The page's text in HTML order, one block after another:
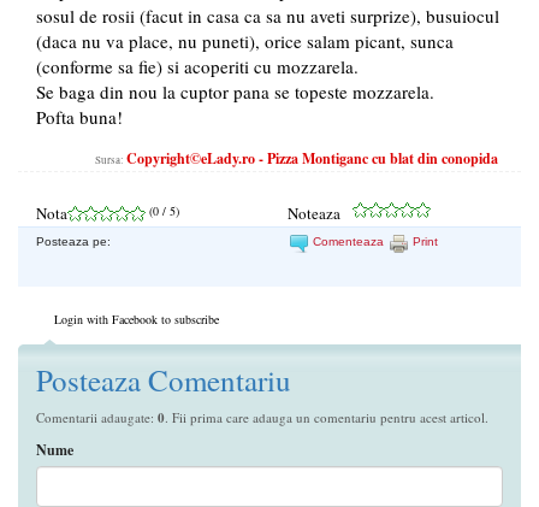
sosul de rosii (facut in casa ca sa nu aveti surprize), busuiocul
(daca nu va place, nu puneti), orice salam picant, sunca
(conforme sa fie) si acoperiti cu mozzarela.
Se baga din nou la cuptor pana se topeste mozzarela.
Pofta buna!
Sursa: Copyright©eLady.ro - Pizza Montiganc cu blat din conopida
Nota (0 / 5) Noteaza
Posteaza pe: Comenteaza Print
Login with Facebook to subscribe
Posteaza Comentariu
Comentarii adaugate: 0. Fii prima care adauga un comentariu pentru acest articol.
Nume